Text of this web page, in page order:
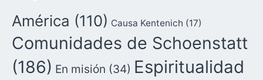
América (110) Causa Kentenich (17)
Comunidades de Schoenstatt
(186) En misión (34) Espiritualidad